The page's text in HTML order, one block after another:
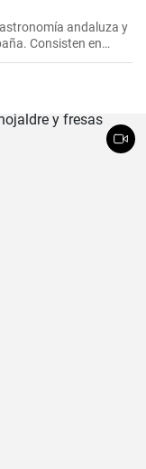
andaluza y
Consisten en
y fritos. Son
con papas fritas y